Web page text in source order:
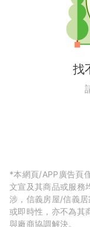
找
*本網頁/APP廣告頁
文宣及其商品或服務
涉，信義房屋/信義居
或即時性，亦不為其
與廠商協調解決。